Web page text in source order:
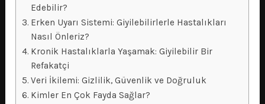
Edebilir?
Erken Uyarı Sistemi: Giyilebilirlerle Hastalıkları
Nasıl Önleriz?
Kronik Hastalıklarla Yaşamak: Giyilebilir Bir
Refakatçi
Veri İkilemi: Gizlilik, Güvenlik ve Doğruluk
Kimler En Çok Fayda Sağlar?